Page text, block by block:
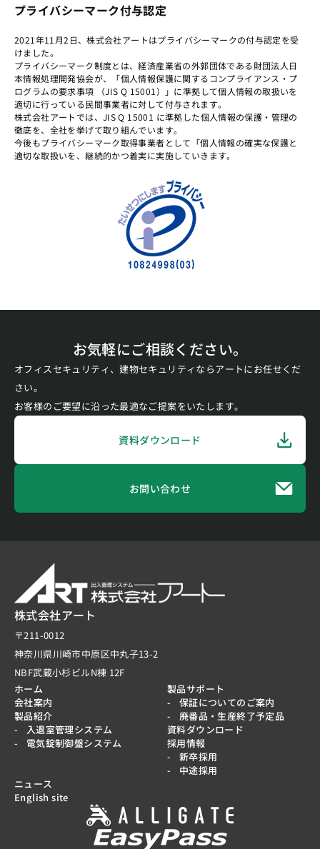
プライバシーマーク付与認定
2021年11月2日、株式会社アートはプライバシーマークの付与認定を受
けました。
プライバシーマーク制度とは、経済産業省の外郭団体である財団法人日
本情報処理開発協会が、「個人情報保護に関するコンプライアンス・プ
ログラムの要求事項 （JIS Q 15001）」に準拠して個人情報の取扱いを
適切に行っている民間事業者に対して付与されます。
株式会社アートでは、JIS Q 15001 に準拠した個人情報の保護・管理の
徹底を、全社を挙げて取り組んでいます。
今後もプライバシーマーク取得事業者として「個人情報の確実な保護と
適切な取扱いを、継続的かつ着実に実施していきます。
お気軽にご相談ください。
オフィスセキュリティ、建物セキュリティならアートにお任せくだ
さい。
お客様のご要望に沿った最適なご提案をいたします。
資料ダウンロード
お問い合わせ
株式会社アート
〒211-0012
神奈川県川崎市中原区中丸子13-2
NBF武蔵小杉ビルN棟 12F
ホーム
会社案内
製品紹介
入退室管理システム
電気錠制御盤システム
製品サポート
保証についてのご案内
廃番品・生産終了予定品
資料ダウンロード
採用情報
新卒採用
中途採用
ニュース
English site